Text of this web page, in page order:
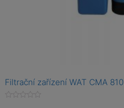
Filtrační zařízení WAT CMA 810